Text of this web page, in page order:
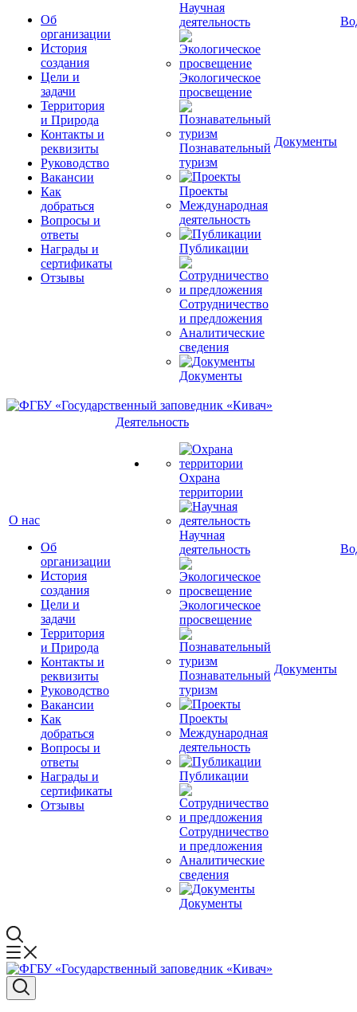
Об
организации
История
создания
Цели и
задачи
Территория
и Природа
Контакты и
реквизиты
Руководство
Вакансии
Как
добраться
Вопросы и
ответы
Награды и
сертификаты
Отзывы
Научная
деятельность
Экологическое
просвещение
Познавательный
туризм
Проекты
Международная
деятельность
Публикации
Сотрудничество
и предложения
Аналитические
сведения
Документы
Документы
О нас
Об
организации
История
создания
Цели и
задачи
Территория
и Природа
Контакты и
реквизиты
Руководство
Вакансии
Как
добраться
Вопросы и
ответы
Награды и
сертификаты
Отзывы
Деятельность
Охрана
территории
Научная
деятельность
Экологическое
просвещение
Познавательный
туризм
Проекты
Международная
деятельность
Публикации
Сотрудничество
и предложения
Аналитические
сведения
Документы
Документы